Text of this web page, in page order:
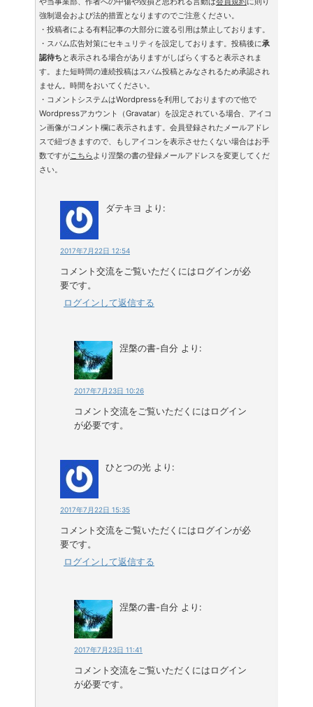
強制退会および法的措置となりますのでご注意ください。
・投稿者による有料記事の大部分に渡る引用は禁止しております。
・スパム広告対策にセキュリティを設定しております。投稿後に承
認待ち と表示される場合がありますがしばらくすると表示されま
す。また短時間の連続投稿はスパム投稿とみなされるため承認され
ません。時間をおいてください。
・コメントシステムはWordpressを利用しておりますので他で
Wordpressアカウント（Gravatar）を設定されている場合、アイコ
ン画像がコメント欄に表示されます。会員登録されたメールアドレ
スで紐づきますので、もしアイコンを表示させたくない場合はお手
数ですがこちらより涅槃の書の登録メールアドレスを変更してくだ
さい。
ダテキヨ より:
2017年7月22日 12:54
コメント交流をご覧いただくにはログインが必
要です。
ログインして返信する
涅槃の書-自分 より:
2017年7月23日 10:26
コメント交流をご覧いただくにはログイン
が必要です。
ひとつの光 より:
2017年7月22日 15:35
コメント交流をご覧いただくにはログインが必
要です。
ログインして返信する
涅槃の書-自分 より:
2017年7月23日 11:41
コメント交流をご覧いただくにはログイン
が必要です。